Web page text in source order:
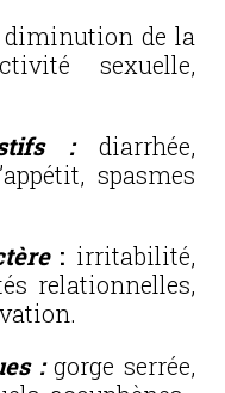
diminution de la
sexuelle,
:diarrhée,
spasmes
: irritabilité,
relationnelles,
:gorge serrée,